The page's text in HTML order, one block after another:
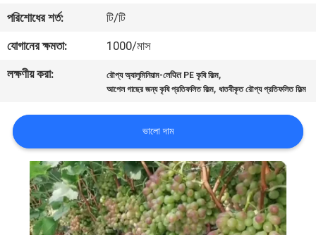
গুণমান
নিয়ন্ত্রণ
সাথে
যোগাযোগ
পরিশোধের শর্ত:
টি/টি
যোগানের ক্ষমতা:
1000/মাস
লক্ষণীয় করা:
রৌপ্য অ্যালুমিনিয়াম-লেपित PE কৃষি ফিল্ম,
আপেল গাছের জন্য কৃষি প্রতিফলিত ফিল্ম,ধাতবীকৃত রৌপ্য প্রতিফলিত ফিল্ম
ভালো দাম